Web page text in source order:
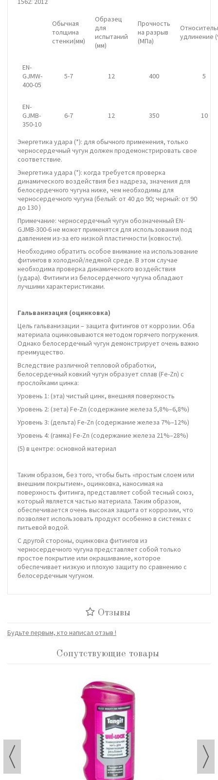
Обычная
толщина
стенки(мм)
Образец
для
испытаний
(мм)
Прочность
на разрыв
(МПа)
удлинение
EN-
GJMW-
400-05
5-7 12 400 5
EN-
GJMB-
350-10
6-7 12 350 10
Энергетика удара (*): для обычного применения, только
черносердечный чугун должен продемонстрировать свое
соответствие.
Энергетика удара (*): когда требуется проверка
динамического воздействия без надреза, значения для
белосердечного чугуна ниже, чем необходимы для
черносердечного чугуна (белый: от 40 до 90; черный: от 90
до 130 )
Примечание: черносердечный чугун обозначенный EN-
GJMB-300-6 не может применятся для использования под
давлением из-за его низкой пластичности (ковкости).
Необходимо обратить особое внимание на использование
фитингов в холодной/ледяной среде. В этом случае
необходима проверка динамического воздействия
(удара). Фитинги из белосердечного чугуна обладают
лучшими характеристиками.
Гальванизация (оцинковка)
Цель гальванизации – защита фитингов от коррозии. Оба
материала оцинковываются методом горячего погружения.
Однако белосердечный чугун демонстрирует очень важно
преимущество.
Вследствие различной тепловой обработки,
белосердечный ковкий чугун образует сплав (Fe-Zn) с
прослойками цинка:
Уровень 1: (эта) чистый цинк, внешняя поверхность
Уровень 2: (зета) Fe-Zn (содержание железа 5,8%–6,8%)
Уровень 3: (дельта) Fe-Zn (содержание железа 7%–12%)
Уровень 4: (гамма) Fe-Zn (содержание железа 21%–28%)
(5) в центре: основной материал
Таким образом, без того, чтобы быть «простым слоем или
внешним покрытием», оцинковка, наносимая на
поверхность фитинга, представляет собой тесный союз,
который является частью материала. Таким образом,
обеспечивается очень высокая защита от коррозии, что
позволяет использовать продукт особенно в системах с
питьевой водой.
С другой стороны, оцинковка фитингов из
черносердечного чугуна представляет собой только
простое покрытие или окрашивание, которое
обеспечивает низкую и плохую защиту по сравнению с
белосердечным чугуном.
Отзывы
Будьте первым, кто написал отзыв !
Сопутствующие товары